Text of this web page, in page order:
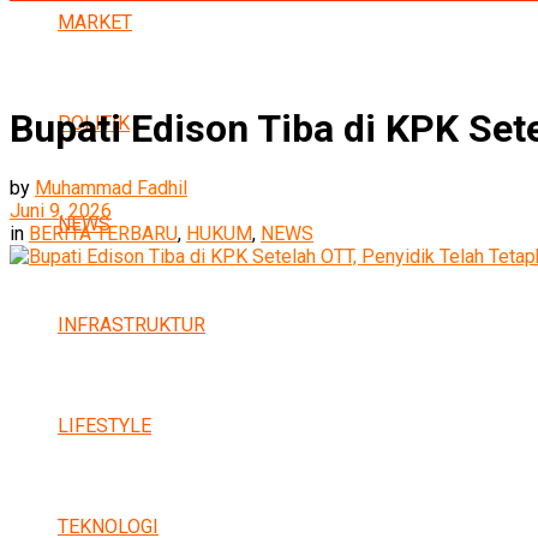
MARKET
POLITIK
NEWS
INFRASTRUKTUR
LIFESTYLE
TEKNOLOGI
Bupati Edison Tiba di KPK
by Muhammad Fadhil
Juni 9, 2026
in BERITA TERBARU, HUKUM, NEWS